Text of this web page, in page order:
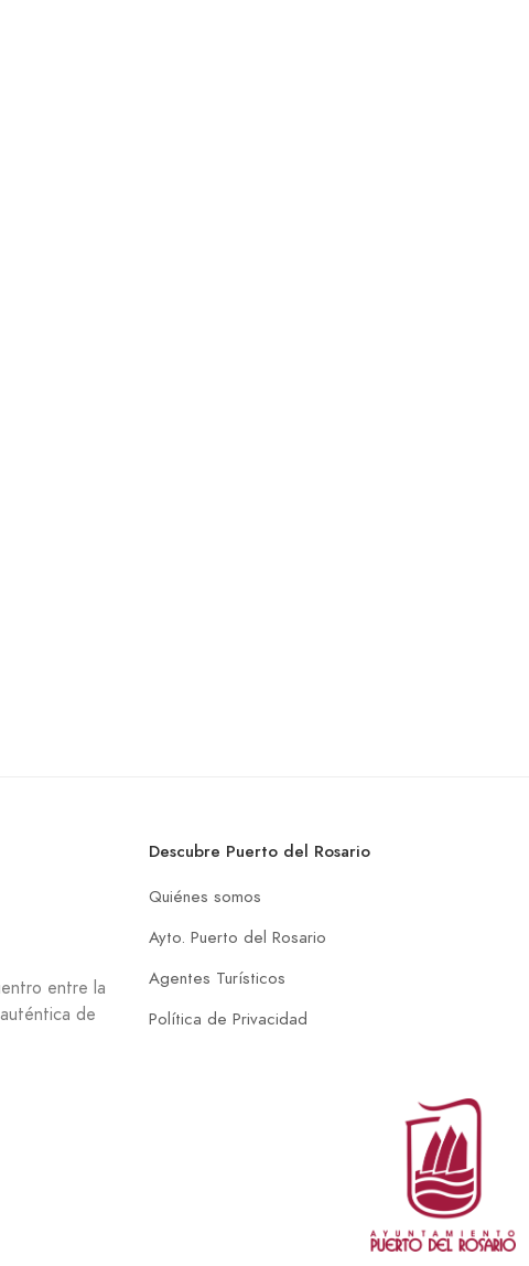
entre la
de
Descubre Puerto del Rosario
Quiénes somos
Ayto. Puerto del Rosario
Agentes Turísticos
Política de Privacidad